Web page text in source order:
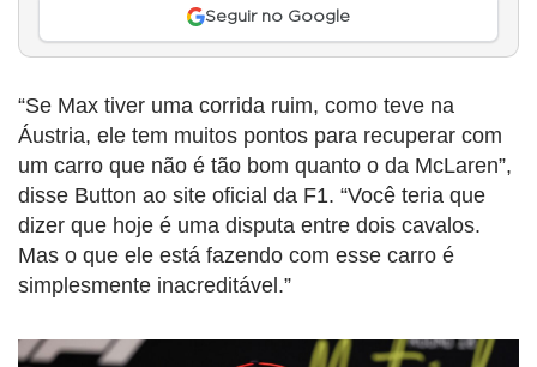
Seguir no Google
“Se Max tiver uma corrida ruim, como teve na
Áustria, ele tem muitos pontos para recuperar com
um carro que não é tão bom quanto o da McLaren”,
disse Button ao site oficial da F1. “Você teria que
dizer que hoje é uma disputa entre dois cavalos.
Mas o que ele está fazendo com esse carro é
simplesmente inacreditável.”